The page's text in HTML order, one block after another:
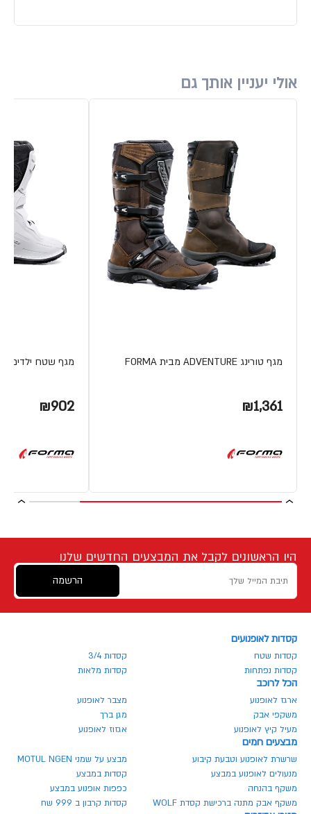
אולי יעניין אותך גם
מגף טורינג ADVENTURE מבית FORMA
₪1,361
מגף שטח ילדים COUGAR מבית FORMA
₪902
היו הראשונים לקבל את המבצעים החדשים שלנו
הרשמה
קסדות לאופנועים
קסדות שטח
קסדות 3/4
קסדות נפתחות
קסדות מלאות
הכל לרוכב
ארגז לאופנוע
מצבר לאופנוע
משקפי אבק
מגן ברך
מעיל קיץ לאופנוע
אגזוז לאופנוע
מבצעים חמים
שרשרת לאופנוע וטבעת קיבוע
מבצע על שמני MOTUL NGEN
מנעולים לאופנוע במבצע
קסדות במבצע
משקף בהנחה
כפפות אופנוע במבצע
משקף אבק מתנה ברכישת קסדת WOLF
קסדות קרבון ב 999 שח